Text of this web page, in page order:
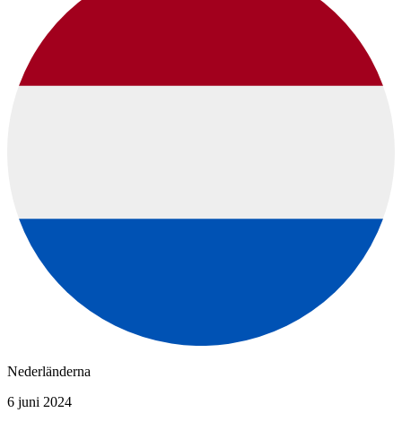
Nederländerna
6 juni 2024